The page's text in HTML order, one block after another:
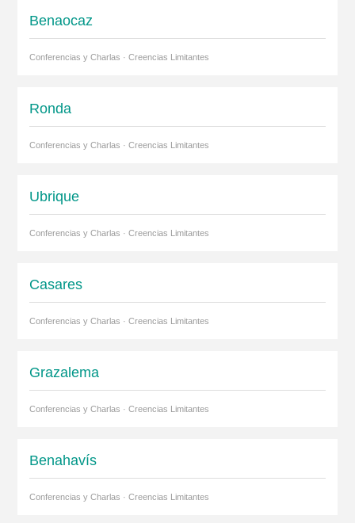
Benaocaz
Conferencias y Charlas · Creencias Limitantes
Ronda
Conferencias y Charlas · Creencias Limitantes
Ubrique
Conferencias y Charlas · Creencias Limitantes
Casares
Conferencias y Charlas · Creencias Limitantes
Grazalema
Conferencias y Charlas · Creencias Limitantes
Benahavís
Conferencias y Charlas · Creencias Limitantes